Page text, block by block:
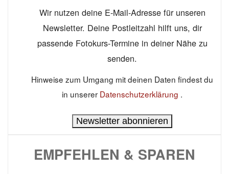
Wir nutzen deine E-Mail-Adresse für unseren
Newsletter. Deine Postleitzahl hilft uns, dir
passende Fotokurs-Termine in deiner Nähe zu
senden.
Hinweise zum Umgang mit deinen Daten findest du
in unserer Datenschutzerklärung .
Newsletter abonnieren
EMPFEHLEN & SPAREN